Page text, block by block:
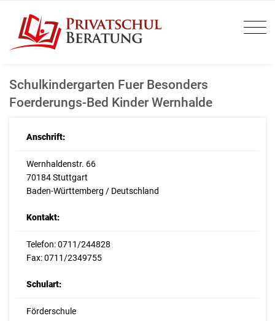
Schulkindergarten Fuer Besonders
Foerderungs-Bed Kinder Wernhalde
Anschrift:
Wernhaldenstr. 66
70184 Stuttgart
Baden-Württemberg / Deutschland
Kontakt:
Telefon: 0711/244828
Fax: 0711/2349755
Schulart:
Förderschule